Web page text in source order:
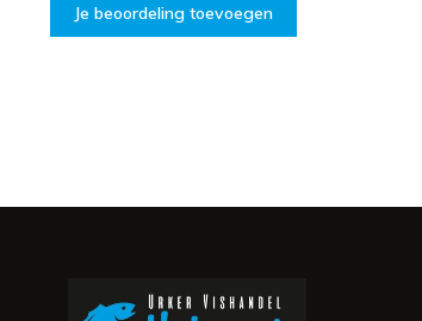
Je beoordeling toevoegen